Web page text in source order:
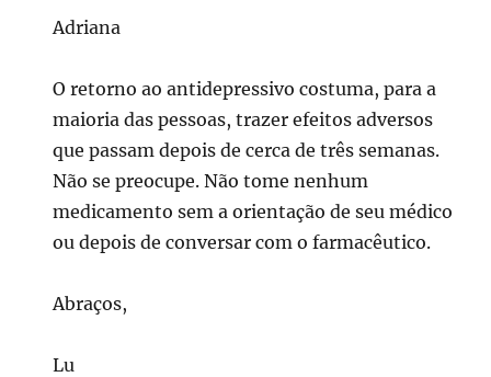
Adriana
O retorno ao antidepressivo costuma, para a
maioria das pessoas, trazer efeitos adversos
que passam depois de cerca de três semanas.
Não se preocupe. Não tome nenhum
medicamento sem a orientação de seu médico
ou depois de conversar com o farmacêutico.
Abraços,
Lu